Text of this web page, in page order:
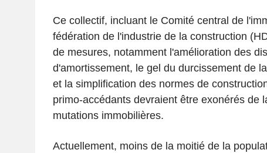
Ce collectif, incluant le Comité central de
fédération de l'industrie de la construction
de mesures, notamment l'amélioration des
d'amortissement, le gel du durcissement de
et la simplification des normes de
primo-accédants devraient être exonérés de
mutations immobilières.
Actuellement, moins de la moitié de la